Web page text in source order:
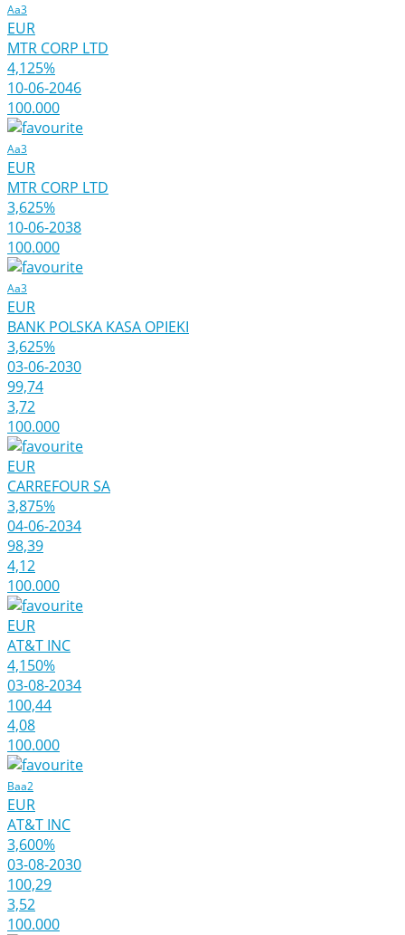
Aa3
EUR
MTR CORP LTD
4,125%
10-06-2046
100.000
Aa3
EUR
MTR CORP LTD
3,625%
10-06-2038
100.000
Aa3
EUR
BANK POLSKA KASA OPIEKI
3,625%
03-06-2030
99,74
3,72
100.000
EUR
CARREFOUR SA
3,875%
04-06-2034
98,39
4,12
100.000
EUR
AT&T INC
4,150%
03-08-2034
100,44
4,08
100.000
Baa2
EUR
AT&T INC
3,600%
03-08-2030
100,29
3,52
100.000